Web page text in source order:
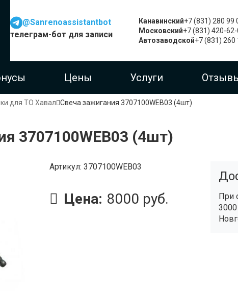
@Sanrenoassistantbot
телеграм-бот для записи
Канавинский+7 (831) 280 99
Московский+7 (831) 420-
Автозаводской+7 (831) 260
Цены Услуги
для ТО Хавал Свеча зажигания 3707100WEB03 (4шт)
3707100WEB03 (4шт)
Артикул 3707100WEB03
Цена: 8000 руб.
При